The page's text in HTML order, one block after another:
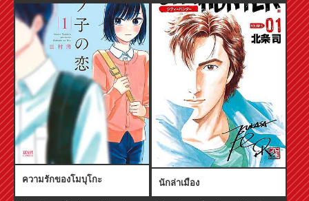
ความรักของโมบุโกะ นักล่าเมือง